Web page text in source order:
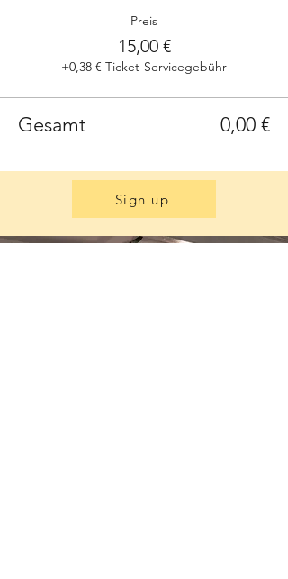
Preis
15,00 €
+0,38 € Ticket-Servicegebühr
Gesamt 0,00 €
Sign up